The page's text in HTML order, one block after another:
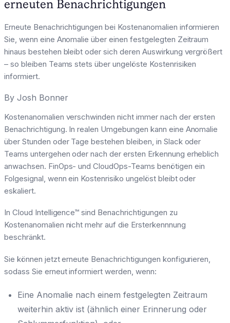
erneuten Benachrichtigungen
Erneute Benachrichtigungen bei Kostenanomalien informieren
Sie, wenn eine Anomalie über einen festgelegten Zeitraum
hinaus bestehen bleibt oder sich deren Auswirkung vergrößert
– so bleiben Teams stets über ungelöste Kostenrisiken
informiert.
By Josh Bonner
Kostenanomalien verschwinden nicht immer nach der ersten
Benachrichtigung. In realen Umgebungen kann eine Anomalie
über Stunden oder Tage bestehen bleiben, in Slack oder
Teams untergehen oder nach der ersten Erkennung erheblich
anwachsen. FinOps- und CloudOps-Teams benötigen ein
Folgesignal, wenn ein Kostenrisiko ungelöst bleibt oder
eskaliert.
In Cloud Intelligence™ sind Benachrichtigungen zu
Kostenanomalien nicht mehr auf die Ersterkennnung
beschränkt.
Sie können jetzt erneute Benachrichtigungen konfigurieren,
sodass Sie erneut informiert werden, wenn:
Eine Anomalie nach einem festgelegten Zeitraum
weiterhin aktiv ist (ähnlich einer Erinnerung oder